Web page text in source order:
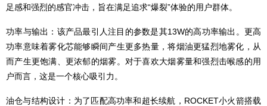
足感和强烈的感官冲击，旨在满足追求“爆裂”体验的用户群体。
功率与输出：该产品最引人注目的参数是其13W的高功率输出。更高
功率意味着雾化芯能够瞬间产生更多热量，将烟油更猛烈地雾化，从
而产生更饱满、更浓郁的烟雾。对于喜欢大烟雾量和强烈击喉感的用
户而言，这是一个核心吸引力。
油仓与结构设计：为了匹配高功率和超长续航，ROCKET小火箭搭载